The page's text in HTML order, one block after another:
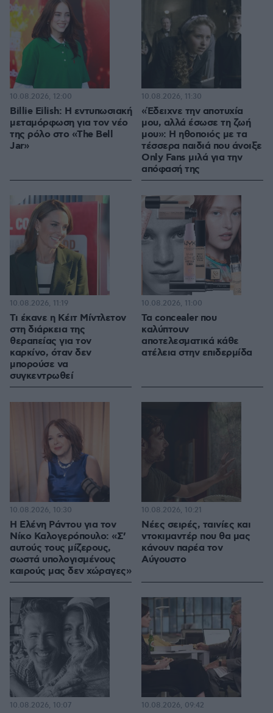
Billie Eilish: Η εντυπωσιακή
μεταμόρφωση για τον νέο
της ρόλο στο «The Bell
Jar»
10.08.2026, 12:00
«Έδειχνε την αποτυχία
μου, αλλά έσωσε τη ζωή
μου»: Η ηθοποιός με τα
τέσσερα παιδιά που άνοιξε
Only Fans μιλά για την
απόφασή της
10.08.2026, 11:30
Τι έκανε η Κέιτ Μίντλετον
στη διάρκεια της
θεραπείας για τον
καρκίνο, όταν δεν
μπορούσε να
συγκεντρωθεί
10.08.2026, 11:19
Τα concealer που
καλύπτουν
αποτελεσματικά κάθε
ατέλεια στην επιδερμίδα
10.08.2026, 11:00
Η Ελένη Ράντου για τον
Νίκο Καλογερόπουλο: «Σ’
αυτούς τους μίζερους,
σωστά υπολογισμένους
καιρούς μας δεν χώραγες»
10.08.2026, 10:30
Νέες σειρές, ταινίες και
ντοκιμαντέρ που θα μας
κάνουν παρέα τον
Αύγουστο
10.08.2026, 10:21
10.08.2026, 10:07 10.08.2026, 09:42